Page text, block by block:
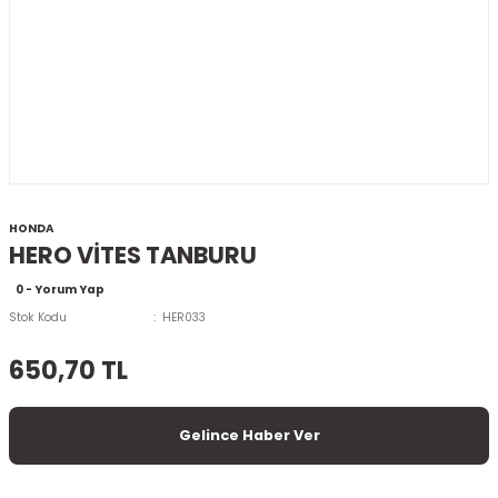
HONDA
HERO VİTES TANBURU
0 - Yorum Yap
Stok Kodu
HER033
650,70 TL
Gelince Haber Ver